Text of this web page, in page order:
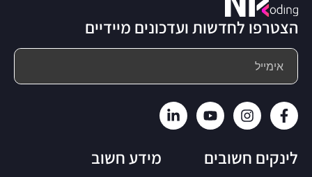
הצטרפו לחדשות ועדכונים מיידיים
מידע חשוב לינקים חשובים